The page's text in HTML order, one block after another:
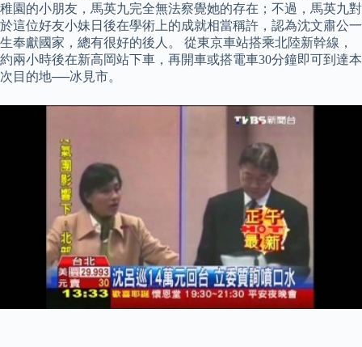
稚園的小朋友，馬英九完全無法察覺她的存在；不過，馬英九對
於這位好友小妹日後在學術上的成就相當稱許，認為沈文肅公一
生奉獻國家，總有很好的後人。 從東京車站搭乘北陸新幹線，
約兩小時後在新高岡站下車，再開車或搭電車30分鐘即可到達本
次目的地──冰見市。